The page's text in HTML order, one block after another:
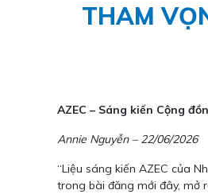
THAM
AZEC – Sáng kiến Cộng
Annie Nguyễn – 22/06/2026
“Liệu sáng kiến AZEC của
trong bài đăng mới đây, mở